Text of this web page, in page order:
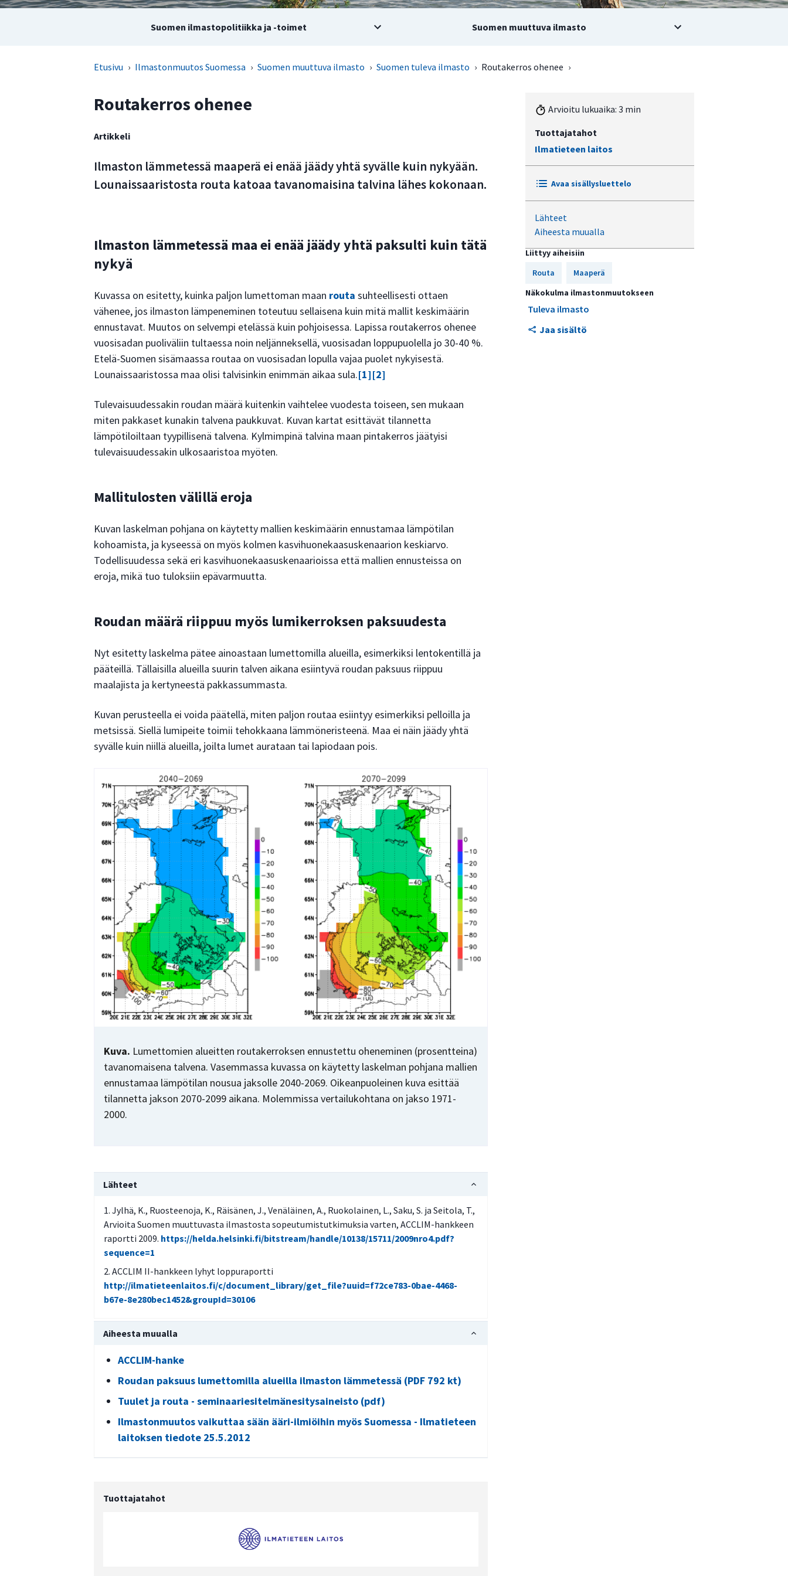
Suomen ilmastopolitiikka ja -toimet Suomen muuttuva ilmasto
Etusivu › Ilmastonmuutos Suomessa › Suomen muuttuva ilmasto › Suomen tuleva ilmasto › Routakerros ohenee ›
Arvioitu lukuaika: 3 min
Tuottajatahot
Ilmatieteen laitos
Avaa sisällysluettelo
Ilmaston lämmetessä maa ei enää
jäädy yhtä paksulti kuin tätä nykyä
Mallitulosten välillä eroja
Roudan määrä riippuu myös
lumikerroksen paksuudesta
Lähteet
Aiheesta muualla
Liittyy aiheisiin
Routa
Maaperä
Näkokulma ilmastonmuutokseen
Tuleva ilmasto
Jaa sisältö
Routakerros ohenee
Artikkeli
Ilmaston lämmetessä maaperä ei enää jäädy yhtä syvälle kuin nykyään.
Lounaissaaristosta routa katoaa tavanomaisina talvina lähes kokonaan.
Ilmaston lämmetessä maa ei enää jäädy yhtä paksulti kuin tätä
nykyä
Kuvassa on esitetty, kuinka paljon lumettoman maan routa suhteellisesti ottaen
vähenee, jos ilmaston lämpeneminen toteutuu sellaisena kuin mitä mallit keskimäärin
ennustavat. Muutos on selvempi etelässä kuin pohjoisessa. Lapissa routakerros ohenee
vuosisadan puoliväliin tultaessa noin neljänneksellä, vuosisadan loppupuolella jo 30-40 %.
Etelä-Suomen sisämaassa routaa on vuosisadan lopulla vajaa puolet nykyisestä.
Lounaissaaristossa maa olisi talvisinkin enimmän aikaa sula.[1][2]
Tulevaisuudessakin roudan määrä kuitenkin vaihtelee vuodesta toiseen, sen mukaan
miten pakkaset kunakin talvena paukkuvat. Kuvan kartat esittävät tilannetta
lämpötiloiltaan tyypillisenä talvena. Kylmimpinä talvina maan pintakerros jäätyisi
tulevaisuudessakin ulkosaaristoa myöten.
Mallitulosten välillä eroja
Kuvan laskelman pohjana on käytetty mallien keskimäärin ennustamaa lämpötilan
kohoamista, ja kyseessä on myös kolmen kasvihuonekaasuskenaarion keskiarvo.
Todellisuudessa sekä eri kasvihuonekaasuskenaarioissa että mallien ennusteissa on
eroja, mikä tuo tuloksiin epävarmuutta.
Roudan määrä riippuu myös lumikerroksen paksuudesta
Nyt esitetty laskelma pätee ainoastaan lumettomilla alueilla, esimerkiksi lentokentillä ja
pääteillä. Tällaisilla alueilla suurin talven aikana esiintyvä roudan paksuus riippuu
maalajista ja kertyneestä pakkassummasta.
Kuvan perusteella ei voida päätellä, miten paljon routaa esiintyy esimerkiksi pelloilla ja
metsissä. Siellä lumipeite toimii tehokkaana lämmöneristeenä. Maa ei näin jäädy yhtä
syvälle kuin niillä alueilla, joilta lumet aurataan tai lapiodaan pois.
Kuva. Lumettomien alueitten routakerroksen ennustettu oheneminen (prosentteina)
tavanomaisena talvena. Vasemmassa kuvassa on käytetty laskelman pohjana mallien
ennustamaa lämpötilan nousua jaksolle 2040-2069. Oikeanpuoleinen kuva esittää
tilannetta jakson 2070-2099 aikana. Molemmissa vertailukohtana on jakso 1971-
2000.
Lähteet
Jylhä, K., Ruosteenoja, K., Räisänen, J., Venäläinen, A., Ruokolainen, L., Saku, S. ja Seitola, T.,
Arvioita Suomen muuttuvasta ilmastosta sopeutumistutkimuksia varten, ACCLIM-hankkeen
raportti 2009. https://helda.helsinki.fi/bitstream/handle/10138/15711/2009nro4.pdf?
sequence=1
ACCLIM II-hankkeen lyhyt loppuraportti
http://ilmatieteenlaitos.fi/c/document_library/get_file?uuid=f72ce783-0bae-4468-
b67e-8e280bec1452&groupId=30106
Aiheesta muualla
ACCLIM-hanke
Roudan paksuus lumettomilla alueilla ilmaston lämmetessä (PDF 792 kt)
Tuulet ja routa - seminaariesitelmänesitysaineisto (pdf)
Ilmastonmuutos vaikuttaa sään ääri-ilmiöihin myös Suomessa - Ilmatieteen
laitoksen tiedote 25.5.2012
Tuottajatahot